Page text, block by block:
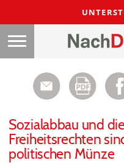
Sozialabbau und
Freiheitsrechten
politischen Münze